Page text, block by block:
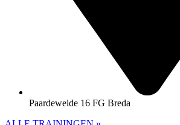
Paardeweide 16 FG Breda